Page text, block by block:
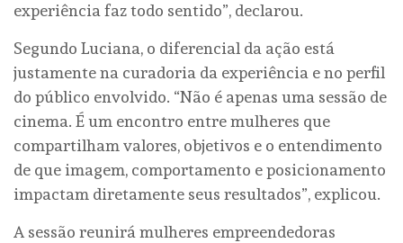
experiência faz todo sentido”, declarou.
Segundo Luciana, o diferencial da ação está
justamente na curadoria da experiência e no perfil
do público envolvido. “Não é apenas uma sessão de
cinema. É um encontro entre mulheres que
compartilham valores, objetivos e o entendimento
de que imagem, comportamento e posicionamento
impactam diretamente seus resultados”, explicou.
A sessão reunirá mulheres empreendedoras